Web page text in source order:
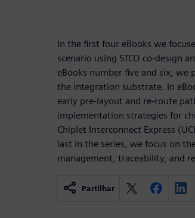
In the first four eBooks we
scenario using STCO co-design
eBooks number five and six,
the integration substrate. In
early pre-layout and re-route
implementation strategies for
Chiplet Interconnect Express
last in the series, we focus on
management, traceability, and
Partilhar